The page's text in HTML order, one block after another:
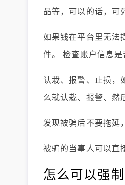
品等，可以的话，可
如果钱在平台里无法
件。 检查账户信息是
认栽、报警、止损，
么就认栽、报警、然
发现被骗后不要拖延
被骗的当事人可以直
怎么可以强